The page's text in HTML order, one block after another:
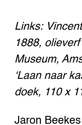
Links:
1888,
Museum,
‘Laan naar
doek, 110 x
Jaron